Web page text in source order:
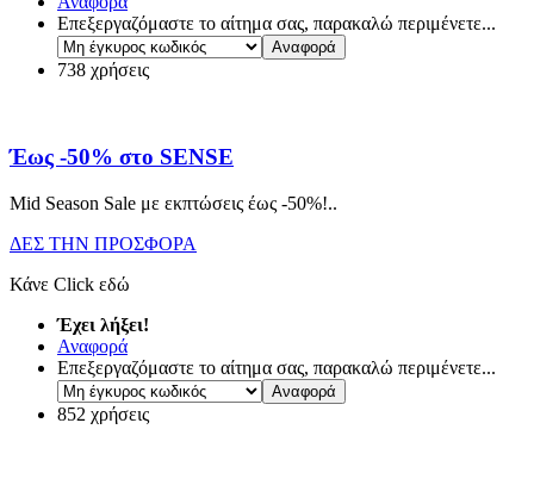
Επεξεργαζόμαστε το αίτημα σας, παρακαλώ περιμένετε...
738 χρήσεις
Έως -50% στο SENSE
Mid Season Sale με εκπτώσεις έως -50%!..
ΔΕΣ ΤΗΝ ΠΡΟΣΦΟΡΑ
Κάνε Click εδώ
Έχει λήξει!
Αναφορά
Επεξεργαζόμαστε το αίτημα σας, παρακαλώ περιμένετε...
852 χρήσεις